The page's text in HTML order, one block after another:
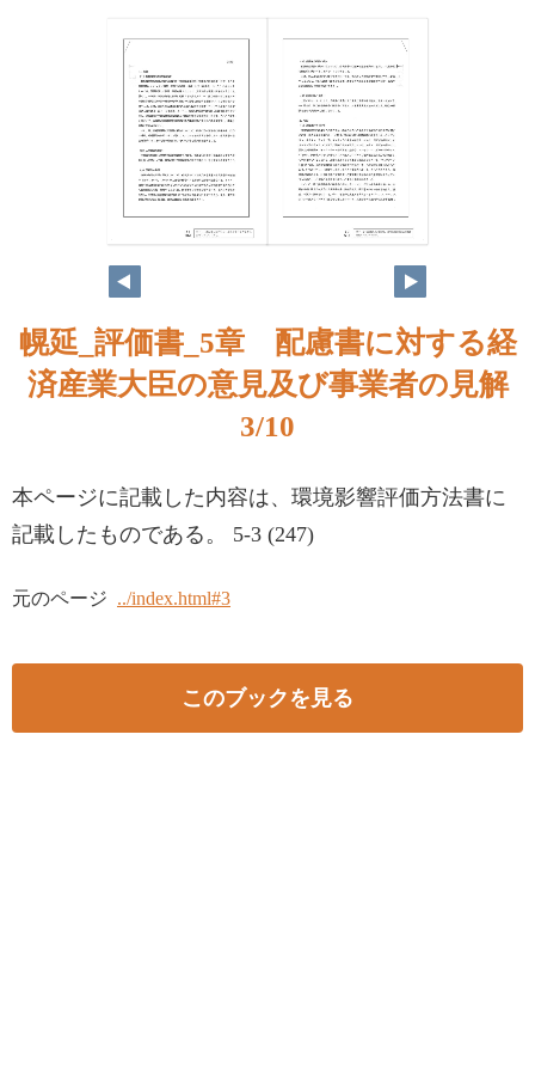
幌延_評価書_5章 配慮書に対する経
済産業大臣の意見及び事業者の見解
3/10
本ページに記載した内容は、環境影響評価方法書に
記載したものである。 5-3 (247)
元のページ ../index.html#3
このブックを見る